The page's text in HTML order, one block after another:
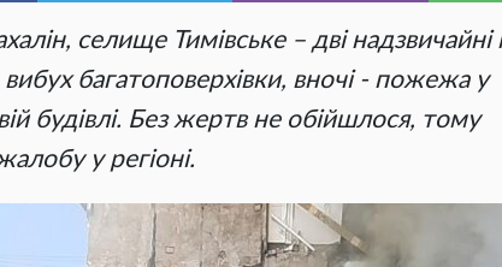
селище Тимівське – дві надзвичайні
багатоповерхівки, вночі - пожежа у
будівлі. Без жертв не обійшлося, тому
у регіоні.